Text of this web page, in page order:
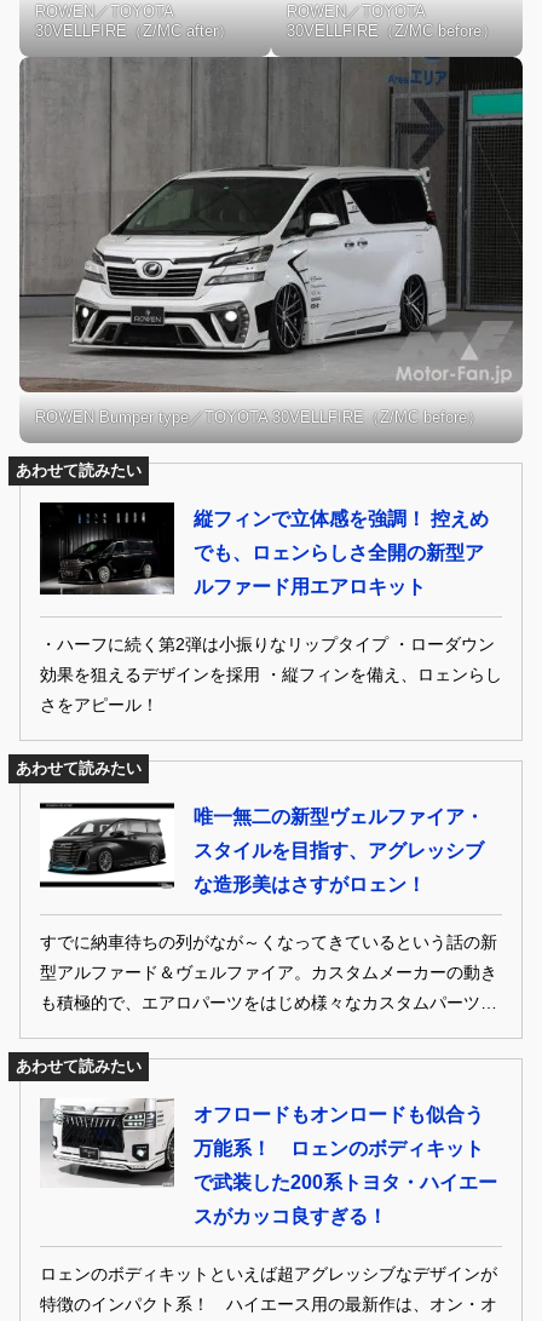
ROWEN／TOYOTA
30VELLFIRE（Z/MC after）
ROWEN／TOYOTA
30VELLFIRE（Z/MC before）
ROWEN Bumper type／TOYOTA 30VELLFIRE（Z/MC before）
あわせて読みたい
縦フィンで立体感を強調！ 控えめ
でも、ロェンらしさ全開の新型ア
ルファード用エアロキット
・ハーフに続く第2弾は小振りなリップタイプ ・ローダウン
効果を狙えるデザインを採用 ・縦フィンを備え、ロェンらし
さをアピール！
あわせて読みたい
唯一無二の新型ヴェルファイア・
スタイルを目指す、アグレッシブ
な造形美はさすがロェン！
すでに納車待ちの列がなが～くなってきているという話の新
型アルファード＆ヴェルファイア。カスタムメーカーの動き
も積極的で、エアロパーツをはじめ様々なカスタムパーツ開
くお届けします！
あわせて読みたい
オフロードもオンロードも似合う
万能系！ ロェンのボディキット
で武装した200系トヨタ・ハイエー
スがカッコ良すぎる！
ロェンのボディキットといえば超アグレッシブなデザインが
特徴のインパクト系！ ハイエース用の最新作は、オン・オ